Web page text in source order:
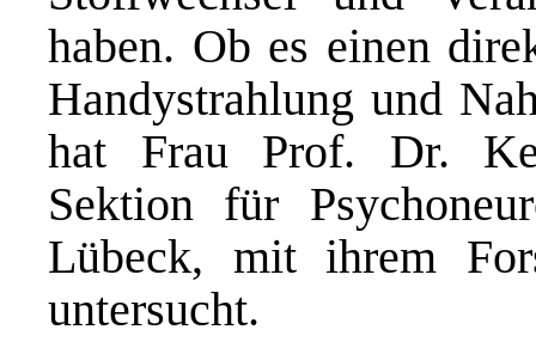
haben. Ob es einen
Handystrahlung und
hat Frau Prof. Dr.
Sektion für
Lübeck, mit ihrem
untersucht.